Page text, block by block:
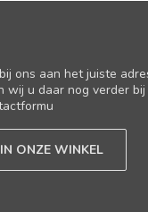
ons aan het juiste
u daar nog verder
ONZE WINKEL